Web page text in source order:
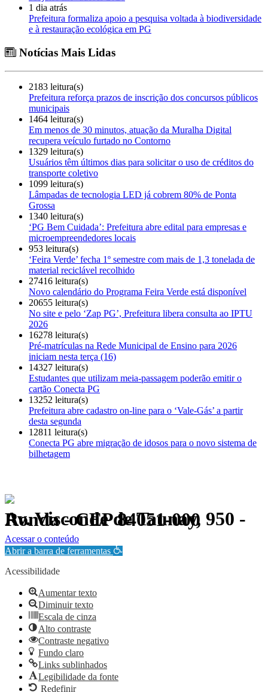
1 dia atrás
Prefeitura formaliza apoio a pesquisa voltada à biodiversidade
e à restauração ecológica em PG
Notícias Mais Lidas
2183 leitura(s)
Prefeitura reforça prazos de inscrição dos concursos públicos
municipais
1464 leitura(s)
Em menos de 30 minutos, atuação da Muralha Digital
recupera veículo furtado no Contorno
1329 leitura(s)
Usuários têm últimos dias para solicitar o uso de créditos do
transporte coletivo
1099 leitura(s)
Lâmpadas de tecnologia LED já cobrem 80% de Ponta
Grossa
1340 leitura(s)
‘PG Bem Cuidada’: Prefeitura abre edital para empresas e
microempreendedores locais
953 leitura(s)
‘Feira Verde’ fecha 1º semestre com mais de 1,3 tonelada de
material reciclável recolhido
27416 leitura(s)
Novo calendário do Programa Feira Verde está disponível
20655 leitura(s)
No site e pelo ‘Zap PG’, Prefeitura libera consulta ao IPTU
2026
16278 leitura(s)
Pré-matrículas na Rede Municipal de Ensino para 2026
iniciam nesta terça (16)
14327 leitura(s)
Estudantes que utilizam meia-passagem poderão emitir o
cartão Conecta PG
13252 leitura(s)
Prefeitura abre cadastro on-line para o ‘Vale-Gás’ a partir
desta segunda
12811 leitura(s)
Conecta PG abre migração de idosos para o novo sistema de
bilhetagem
Av. Visconde de Taunay, 950 - Ronda - CEP 84051-000
Política de Privacidade.
Acessar o conteúdo
Abrir a barra de ferramentas
Acessibilidade
Aumentar texto
Diminuir texto
Escala de cinza
Alto contraste
Contraste negativo
Fundo claro
Links sublinhados
Legibilidade da fonte
Redefinir